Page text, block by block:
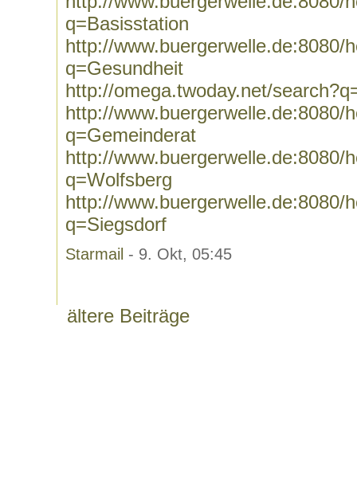
q=Basisstation
http://www.buergerwelle.de:8080/
q=Gesundheit
http://omega.twoday.net/
http://www.buergerwelle.de:8080/
q=Gemeinderat
http://www.buergerwelle.de:8080/
q=Wolfsberg
http://www.buergerwelle.de:8080/
q=Siegsdorf
Starmail - 9. Okt, 05:45
ältere Beiträge